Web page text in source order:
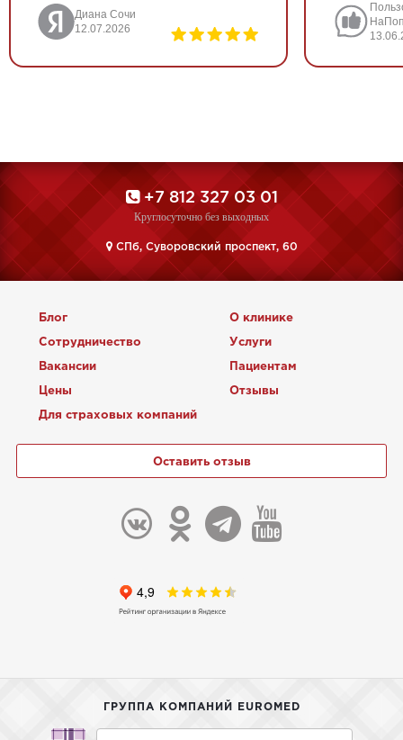
Диана Сочи
12.07.2026
+7 812 327 03 01
Круглосуточно без выходных
CПб, Суворовский проспект, 60
Блог О клинике
Сотрудничество Услуги
Вакансии Пациентам
Цены Отзывы
Для страховых компаний
Оставить отзыв
ГРУППА КОМПАНИЙ EUROMED